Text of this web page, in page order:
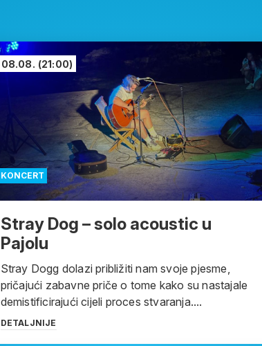
KONCERT
08.08. (21:00)
Stray Dog – solo acoustic u
Pajolu
Stray Dogg dolazi približiti nam svoje pjesme,
pričajući zabavne priče o tome kako su nastajale
demistificirajući cijeli proces stvaranja....
DETALJNIJE